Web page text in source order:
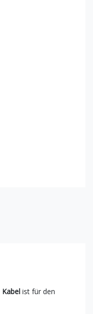
Kabel ist für den